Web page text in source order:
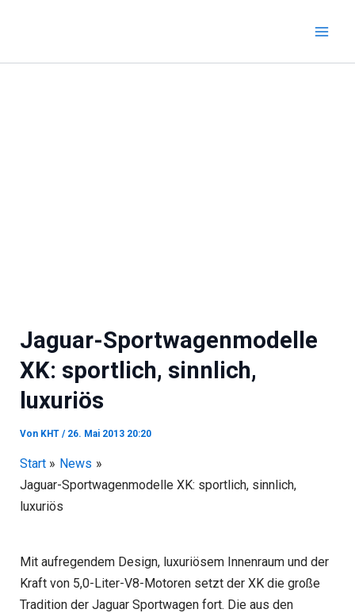
Jaguar-Sportwagenmodelle
XK: sportlich, sinnlich,
luxuriös
Von KHT / 26. Mai 2013 20:20
Start
News
Jaguar-Sportwagenmodelle XK: sportlich, sinnlich,
luxuriös
Mit aufregendem Design, luxuriösem Innenraum und der
Kraft von 5,0-Liter-V8-Motoren setzt der XK die große
Tradition der Jaguar Sportwagen fort. Die aus den